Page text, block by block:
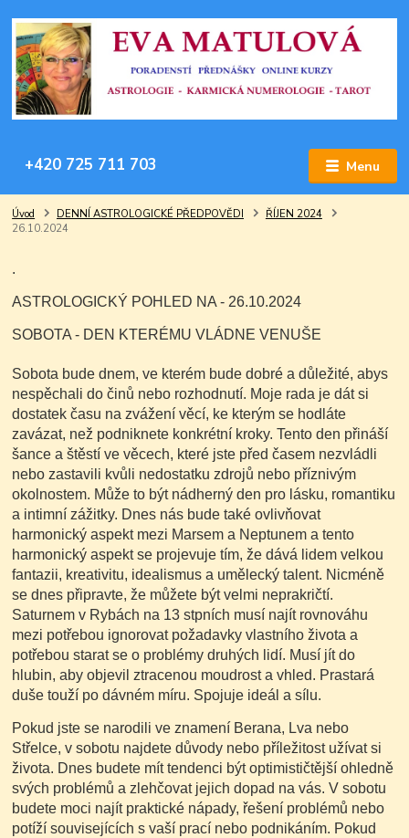
Menu
+420 725 711 703
Úvod DENNÍ ASTROLOGICKÉ PŘEDPOVĚDI
ŘÍJEN 2024
26.10.2024
.
ASTROLOGICKÝ POHLED NA - 26.10.2024
SOBOTA - DEN KTERÉMU VLÁDNE VENUŠE
Sobota bude dnem, ve kterém bude dobré a důležité, abys
nespěchali do činů nebo rozhodnutí. Moje rada je dát si
dostatek času na zvážení věcí, ke kterým se hodláte
zavázat, než podniknete konkrétní kroky. Tento den přináší
šance a štěstí ve věcech, které jste před časem nezvládli
nebo zastavili kvůli nedostatku zdrojů nebo příznivým
okolnostem. Může to být nádherný den pro lásku, romantiku
a intimní zážitky. Dnes nás bude také ovlivňovat
harmonický aspekt mezi Marsem a Neptunem a tento
harmonický aspekt se projevuje tím, že dává lidem velkou
fantazii, kreativitu, idealismus a umělecký talent. Nicméně
se dnes připravte, že můžete být velmi neprakričtí.
Saturnem v Rybách na 13 stpních musí najít rovnováhu
mezi potřebou ignorovat požadavky vlastního života a
potřebou starat se o problémy druhých lidí. Musí jít do
hlubin, aby objevil ztracenou moudrost a vhled. Prastará
duše touží po dávném míru. Spojuje ideál a sílu.
Pokud jste se narodili ve znamení Berana, Lva nebo
Střelce, v sobotu najdete důvody nebo příležitost užívat si
života. Dnes budete mít tendenci být optimističtější ohledně
svých problémů a zlehčovat jejich dopad na vás. V sobotu
budete moci najít praktické nápady, řešení problémů nebo
potíží souvisejících s vaší prací nebo podnikáním. Pokud